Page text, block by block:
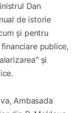
Dan
de istorie
și pentru
publice,
și
Ambasada